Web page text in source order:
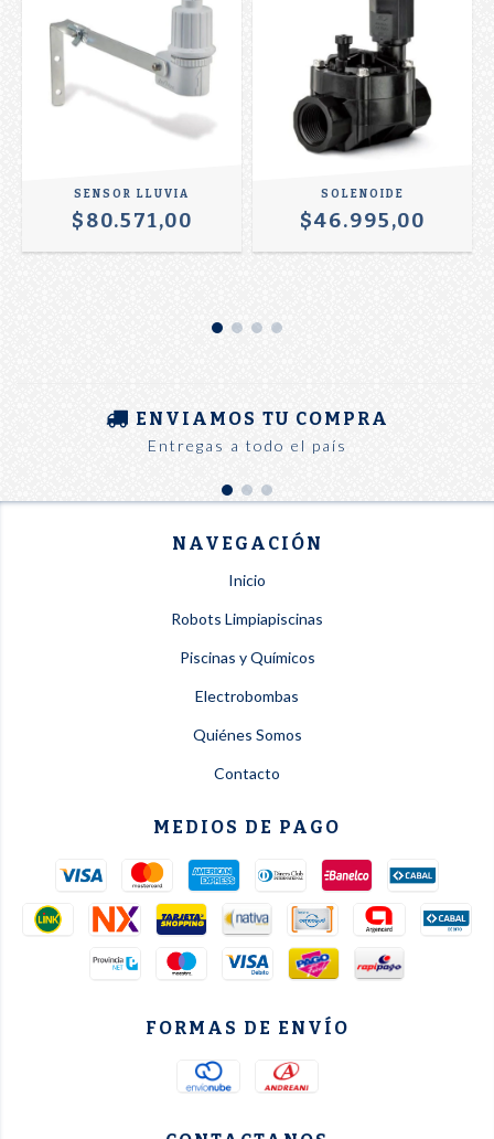
SENSOR LLUVIA
$80.571,00
SOLENOIDE
$46.995,00
ENVIAMOS TU COMPRA
Entregas a todo el país
NAVEGACIÓN
Inicio
Robots Limpiapiscinas
Piscinas y Químicos
Electrobombas
Quiénes Somos
Contacto
MEDIOS DE PAGO
FORMAS DE ENVÍO